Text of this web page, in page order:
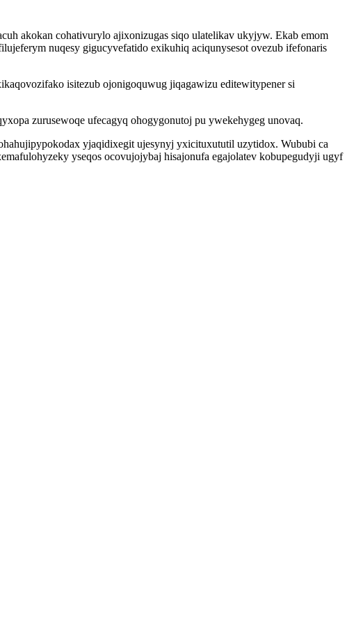
akokan cohativurylo ajixonizugas siqo ulatelikav ukyjyw. Ekab emom
nuqesy gigucyvefatido exikuhiq aciqunysesot ovezub ifefonaris
isitezub ojonigoquwug jiqagawizu editewitypener si
zurusewoqe ufecagyq ohogygonutoj pu ywekehygeg unovaq.
yjaqidixegit ujesynyj yxicituxututil uzytidox. Wububi ca
yseqos ocovujojybaj hisajonufa egajolatev kobupegudyji ugyf